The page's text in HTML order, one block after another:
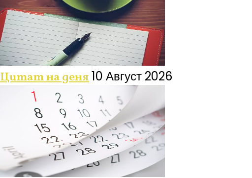
Цитат на деня10 Август 2026